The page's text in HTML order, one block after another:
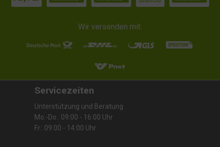
Wir versenden mit:
Servicezeiten
Unterstützung und Beratung
Mo.-Do.: 09:00 - 16:00 Uhr
Fr.: 09:00 - 14:00 Uhr